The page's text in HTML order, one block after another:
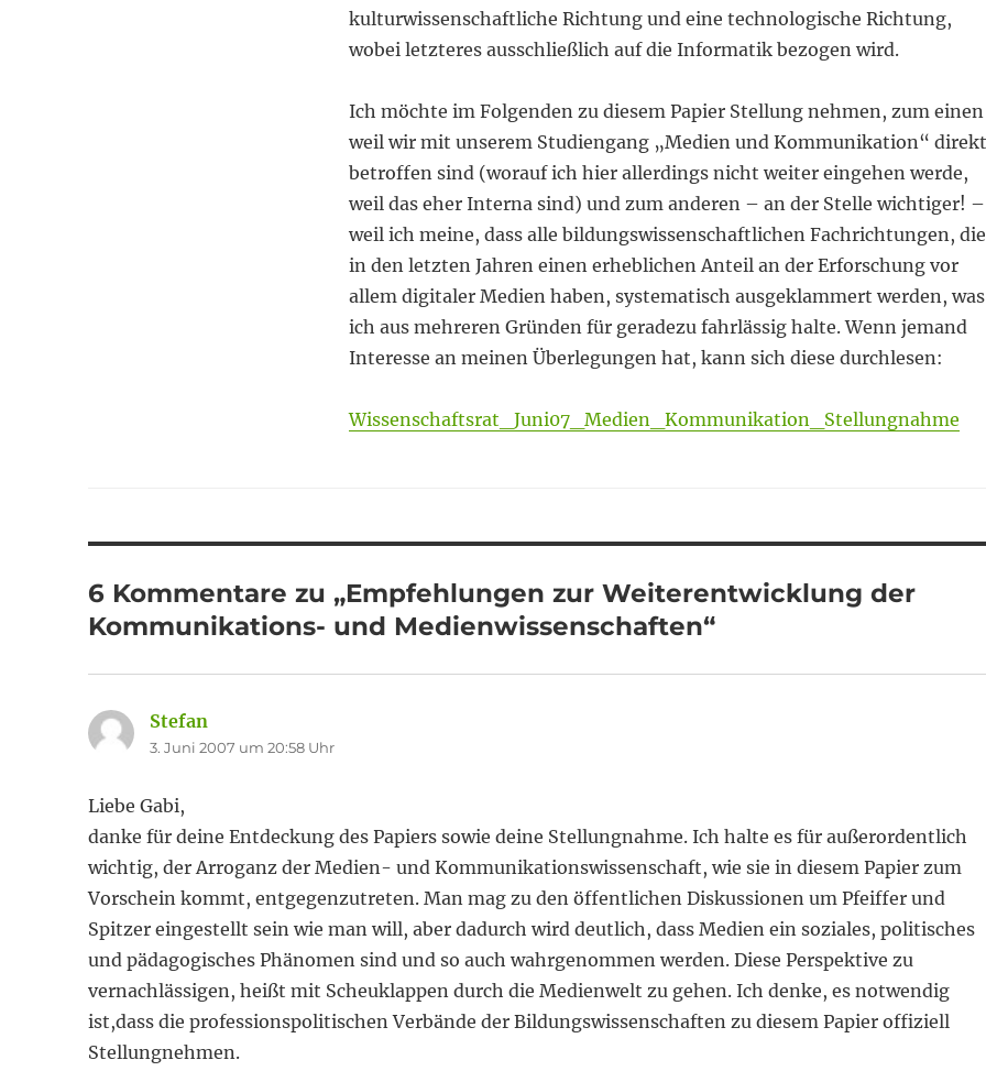
kulturwissenschaftliche Richtung und eine technologische Richtung,
wobei letzteres ausschließlich auf die Informatik bezogen wird.
Ich möchte im Folgenden zu diesem Papier Stellung nehmen, zum einen
weil wir mit unserem Studiengang „Medien und Kommunikation“ direkt
betroffen sind (worauf ich hier allerdings nicht weiter eingehen werde,
weil das eher Interna sind) und zum anderen – an der Stelle wichtiger! –
weil ich meine, dass alle bildungswissenschaftlichen Fachrichtungen, die
in den letzten Jahren einen erheblichen Anteil an der Erforschung vor
allem digitaler Medien haben, systematisch ausgeklammert werden, was
ich aus mehreren Gründen für geradezu fahrlässig halte. Wenn jemand
Interesse an meinen Überlegungen hat, kann sich diese durchlesen:
Wissenschaftsrat_Juni07_Medien_Kommunikation_Stellungnahme
6 Kommentare zu „Empfehlungen zur Weiterentwicklung der
Kommunikations- und Medienwissenschaften“
Stefan
3. Juni 2007 um 20:58 Uhr
Liebe Gabi,
danke für deine Entdeckung des Papiers sowie deine Stellungnahme. Ich halte es für außerordentlich
wichtig, der Arroganz der Medien- und Kommunikationswissenschaft, wie sie in diesem Papier zum
Vorschein kommt, entgegenzutreten. Man mag zu den öffentlichen Diskussionen um Pfeiffer und
Spitzer eingestellt sein wie man will, aber dadurch wird deutlich, dass Medien ein soziales, politisches
und pädagogisches Phänomen sind und so auch wahrgenommen werden. Diese Perspektive zu
vernachlässigen, heißt mit Scheuklappen durch die Medienwelt zu gehen. Ich denke, es notwendig
ist,dass die professionspolitischen Verbände der Bildungswissenschaften zu diesem Papier offiziell
Stellungnehmen.